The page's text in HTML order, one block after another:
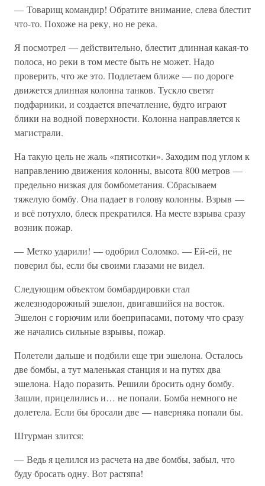
— Товарищ командир! Обратите внимание, слева блестит
что-то. Похоже на реку, но не река.
Я посмотрел — действительно, блестит длинная какая-то
полоса, но реки в том месте быть не может. Надо
проверить, что же это. Подлетаем ближе — по дороге
движется длинная колонна танков. Тускло светят
подфарники, и создается впечатление, будто играют
блики на водной поверхности. Колонна направляется к
магистрали.
На такую цель не жаль «пятисотки». Заходим под углом к
направлению движения колонны, высота 800 метров —
предельно низкая для бомбометания. Сбрасываем
тяжелую бомбу. Она падает в голову колонны. Взрыв —
и всё потухло, блеск прекратился. На месте взрыва сразу
возник пожар.
— Метко ударили! — одобрил Соломко. — Ей-ей, не
поверил бы, если бы своими глазами не видел.
Следующим объектом бомбардировки стал
железнодорожный эшелон, двигавшийся на восток.
Эшелон с горючим или боеприпасами, потому что сразу
же начались сильные взрывы, пожар.
Полетели дальше и подбили еще три эшелона. Осталось
две бомбы, а тут маленькая станция и на путях два
эшелона. Надо поразить. Решили бросить одну бомбу.
Зашли, прицелились и… не попали. Бомба немного не
долетела. Если бы бросали две — наверняка попали бы.
Штурман злится:
— Ведь я целился из расчета на две бомбы, забыл, что
буду бросать одну. Вот растяпа!